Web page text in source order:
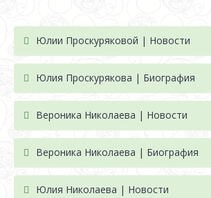
Юлии Проскуряковой | Новости
Юлия Проскурякова | Биография
Вероника Николаева | Новости
Вероника Николаева | Биография
Юлия Николаева | Новости